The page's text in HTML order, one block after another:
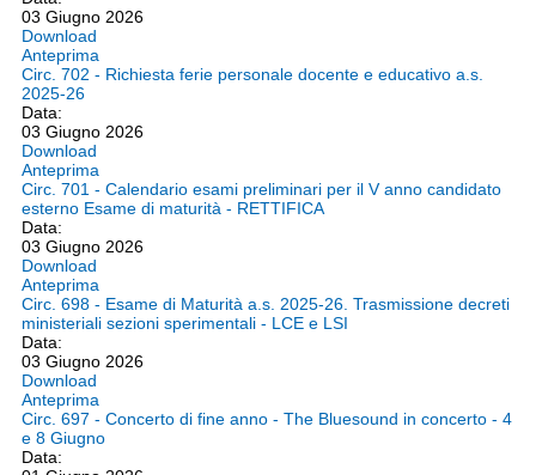
03 Giugno 2026
Download
Anteprima
Circ. 702 - Richiesta ferie personale docente e educativo a.s.
2025-26
Data:
03 Giugno 2026
Download
Anteprima
Circ. 701 - Calendario esami preliminari per il V anno candidato
esterno Esame di maturità - RETTIFICA
Data:
03 Giugno 2026
Download
Anteprima
Circ. 698 - Esame di Maturità a.s. 2025-26. Trasmissione decreti
ministeriali sezioni sperimentali - LCE e LSI
Data:
03 Giugno 2026
Download
Anteprima
Circ. 697 - Concerto di fine anno - The Bluesound in concerto - 4
e 8 Giugno
Data: